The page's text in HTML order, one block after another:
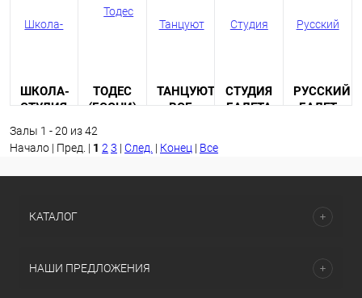
ШКОЛА-
СТУДИЯ
LANDÉ
ТОДЕС
(Г.СОЧИ)
ТАНЦУЮТ
ВСЕ
СТУДИЯ
БАЛЕТА
РУССКИЙ
БАЛЕТ
Залы 1 - 20 из 42
Начало | Пред. | 1 2 3 | След. | Конец | Все
КАТАЛОГ
НАШИ ПРЕДЛОЖЕНИЯ